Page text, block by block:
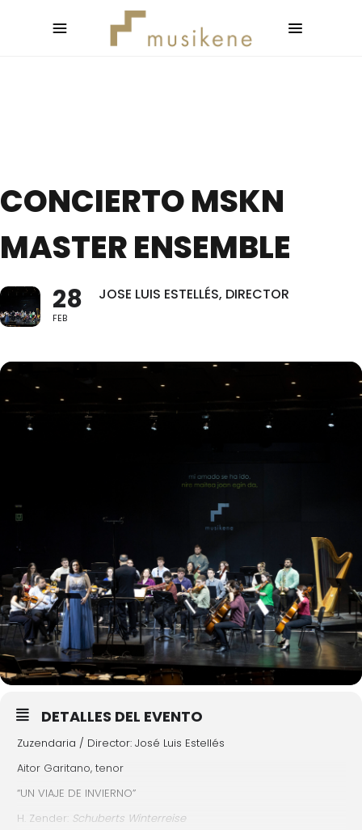
CONCIERTO MSKN
MASTER ENSEMBLE
28
FEB
JOSE LUIS ESTELLÉS, DIRECTOR
DETALLES DEL EVENTO
Zuzendaria / Director: José Luis Estellés
Aitor Garitano, tenor
“UN VIAJE DE INVIERNO”
H. Zender: Schuberts Winterreise